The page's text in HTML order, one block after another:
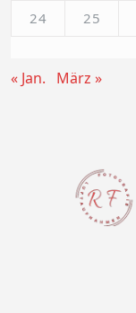
24
25
« Jan. März »